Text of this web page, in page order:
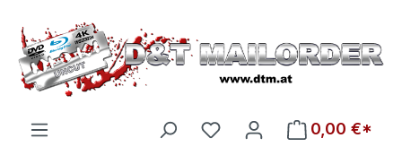
Zum Hauptinhalt springen
Du hast 0 Produkte auf
0,00 €*